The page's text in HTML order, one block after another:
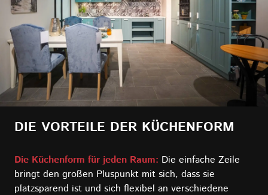
DIE VORTEILE DER KÜCHENFORM
Die Küchenform für jeden Raum: Die einfache Zeile
bringt den großen Pluspunkt mit sich, dass sie
platzsparend ist und sich flexibel an verschiedene